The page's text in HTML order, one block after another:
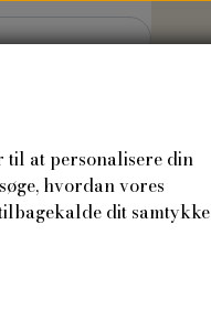
Shop Blog Om mig
til at personalisere din
hvordan vores
dit samtykke